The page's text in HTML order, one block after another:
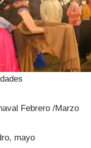
Febrero /Marzo
mayo